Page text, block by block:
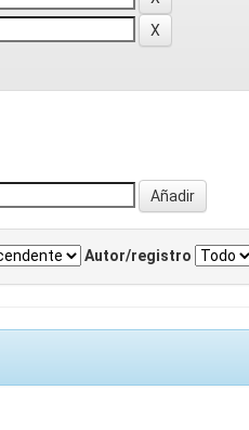
Autor/registro